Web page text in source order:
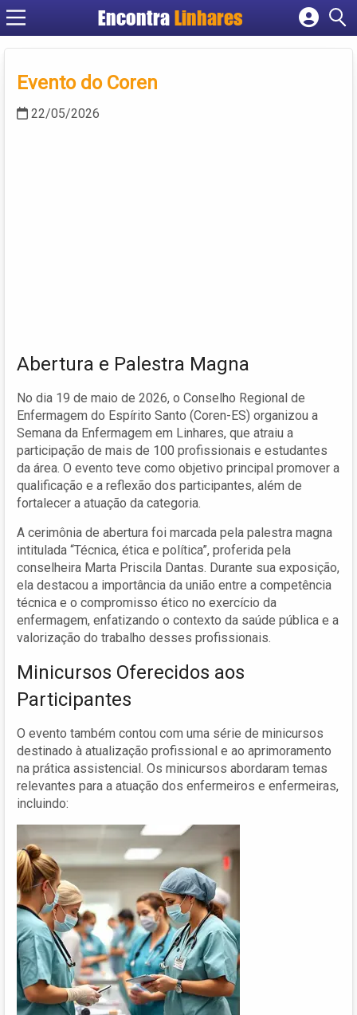
EncontraLinhares
Cadastrar empresa
Evento do Coren
22/05/2026
Abertura e Palestra Magna
No dia 19 de maio de 2026, o Conselho Regional de
Enfermagem do Espírito Santo (Coren-ES) organizou a
Semana da Enfermagem em Linhares, que atraiu a
participação de mais de 100 profissionais e estudantes
da área. O evento teve como objetivo principal promover a
qualificação e a reflexão dos participantes, além de
fortalecer a atuação da categoria.
A cerimônia de abertura foi marcada pela palestra magna
intitulada “Técnica, ética e política”, proferida pela
conselheira Marta Priscila Dantas. Durante sua exposição,
ela destacou a importância da união entre a competência
técnica e o compromisso ético no exercício da
enfermagem, enfatizando o contexto da saúde pública e a
valorização do trabalho desses profissionais.
Minicursos Oferecidos aos
Participantes
O evento também contou com uma série de minicursos
destinado à atualização profissional e ao aprimoramento
na prática assistencial. Os minicursos abordaram temas
relevantes para a atuação dos enfermeiros e enfermeiras,
incluindo: